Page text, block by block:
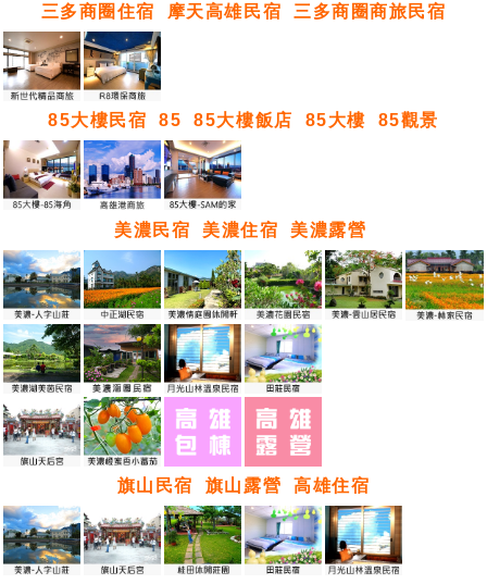
三多商圈住宿 摩天高雄民宿 三多商圈商旅民宿
85大樓民宿 85 85大樓飯店 85大樓 85觀景
美濃民宿 美濃住宿 美濃露營
旗山民宿 旗山露營 高雄住宿